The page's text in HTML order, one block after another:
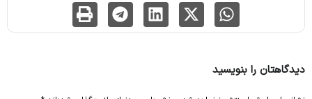
دیدگاهتان را بنویسید